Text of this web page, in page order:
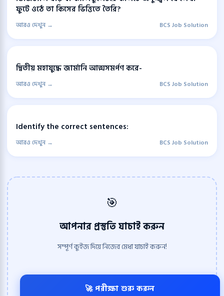
ফুটে ওঠে তা কিসের ভিত্তিতে তৈরি?
আরও দেখুন → BCS Job Solution
দ্বিতীয় মহাযুদ্ধে জার্মানি আত্মসমর্পণ করে-
আরও দেখুন → BCS Job Solution
Identify the correct sentences:
আরও দেখুন → BCS Job Solution
🎯
আপনার প্রস্তুতি যাচাই করুন
সম্পূর্ণ কুইজ দিয়ে নিজের মেধা যাচাই করুন!
🚀 পরীক্ষা শুরু করুন